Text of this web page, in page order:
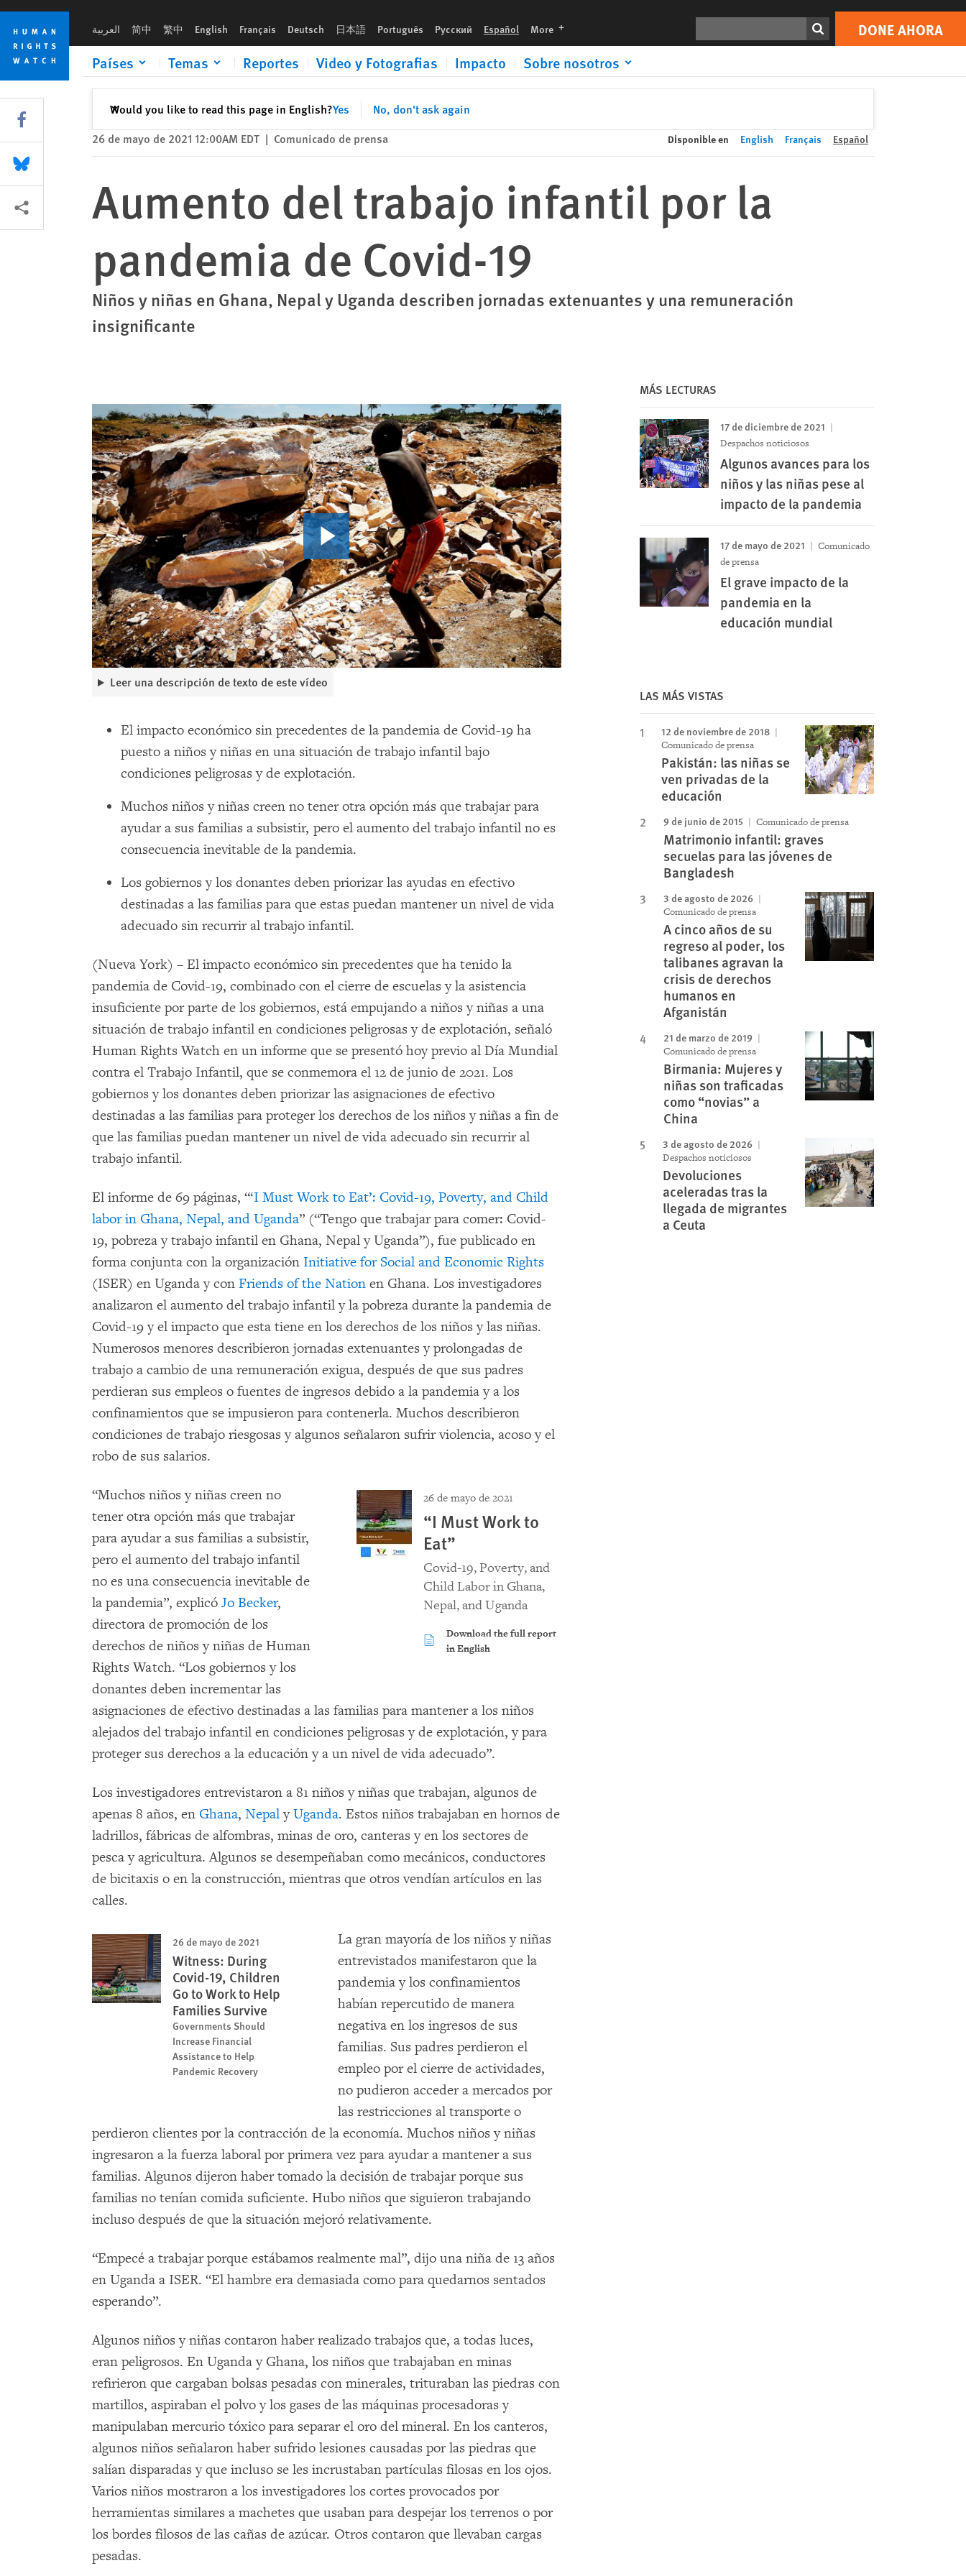
Skip
cookie
privacy
notice
Skip
main
content
العربية 简中 繁中 English Français Deutsch 日本語 Português Русский Español More languages DONE AHORA
Países Temas Reportes Video y Fotografias Impacto Sobre nosotros
Would you like to read this page in English?Yes No, don't ask again
✕Cerrar
Print DONE AHORA
26 de mayo de 2021 12:00AM EDT | Comunicado de prensa Disponible en English Français Español
Aumento del trabajo infantil por la
pandemia de Covid-19
Niños y niñas en Ghana, Nepal y Uganda describen jornadas extenuantes y una remuneración
insignificante
Leer una descripción de texto de este vídeo
El impacto económico sin precedentes de la pandemia de Covid-19 ha
puesto a niños y niñas en una situación de trabajo infantil bajo
condiciones peligrosas y de explotación.
Muchos niños y niñas creen no tener otra opción más que trabajar para
ayudar a sus familias a subsistir, pero el aumento del trabajo infantil no es
consecuencia inevitable de la pandemia.
Los gobiernos y los donantes deben priorizar las ayudas en efectivo
destinadas a las familias para que estas puedan mantener un nivel de vida
adecuado sin recurrir al trabajo infantil.
(Nueva York) – El impacto económico sin precedentes que ha tenido la
pandemia de Covid-19, combinado con el cierre de escuelas y la asistencia
insuficiente por parte de los gobiernos, está empujando a niños y niñas a una
situación de trabajo infantil en condiciones peligrosas y de explotación, señaló
Human Rights Watch en un informe que se presentó hoy previo al Día Mundial
contra el Trabajo Infantil, que se conmemora el 12 de junio de 2021. Los
gobiernos y los donantes deben priorizar las asignaciones de efectivo
destinadas a las familias para proteger los derechos de los niños y niñas a fin de
que las familias puedan mantener un nivel de vida adecuado sin recurrir al
trabajo infantil.
El informe de 69 páginas, “‘I Must Work to Eat’: Covid-19, Poverty, and Child
labor in Ghana, Nepal, and Uganda” (“Tengo que trabajar para comer: Covid-
19, pobreza y trabajo infantil en Ghana, Nepal y Uganda”), fue publicado en
forma conjunta con la organización Initiative for Social and Economic Rights
(ISER) en Uganda y con Friends of the Nation en Ghana. Los investigadores
analizaron el aumento del trabajo infantil y la pobreza durante la pandemia de
Covid-19 y el impacto que esta tiene en los derechos de los niños y las niñas.
Numerosos menores describieron jornadas extenuantes y prolongadas de
trabajo a cambio de una remuneración exigua, después de que sus padres
perdieran sus empleos o fuentes de ingresos debido a la pandemia y a los
confinamientos que se impusieron para contenerla. Muchos describieron
condiciones de trabajo riesgosas y algunos señalaron sufrir violencia, acoso y el
robo de sus salarios.
26 de mayo de 2021
“I Must Work to
Eat”
Covid-19, Poverty, and
Child Labor in Ghana,
Nepal, and Uganda
Download the full report
in English
“Muchos niños y niñas creen no
tener otra opción más que trabajar
para ayudar a sus familias a subsistir,
pero el aumento del trabajo infantil
no es una consecuencia inevitable de
la pandemia”, explicó Jo Becker,
directora de promoción de los
derechos de niños y niñas de Human
Rights Watch. “Los gobiernos y los
donantes deben incrementar las
asignaciones de efectivo destinadas a las familias para mantener a los niños
alejados del trabajo infantil en condiciones peligrosas y de explotación, y para
proteger sus derechos a la educación y a un nivel de vida adecuado”.
Los investigadores entrevistaron a 81 niños y niñas que trabajan, algunos de
apenas 8 años, en Ghana, NepalyUganda. Estos niños trabajaban en hornos de
ladrillos, fábricas de alfombras, minas de oro, canteras y en los sectores de
pesca y agricultura. Algunos se desempeñaban como mecánicos, conductores
de bicitaxis o en la construcción, mientras que otros vendían artículos en las
calles.
26 de mayo de 2021
Witness: During
Covid-19, Children
Go to Work to Help
Families Survive
Governments Should
Increase Financial
Assistance to Help
Pandemic Recovery
La gran mayoría de los niños y niñas
entrevistados manifestaron que la
pandemia y los confinamientos
habían repercutido de manera
negativa en los ingresos de sus
familias. Sus padres perdieron el
empleo por el cierre de actividades,
no pudieron acceder a mercados por
las restricciones al transporte o
perdieron clientes por la contracción de la economía. Muchos niños y niñas
ingresaron a la fuerza laboral por primera vez para ayudar a mantener a sus
familias. Algunos dijeron haber tomado la decisión de trabajar porque sus
familias no tenían comida suficiente. Hubo niños que siguieron trabajando
incluso después de que la situación mejoró relativamente.
“Empecé a trabajar porque estábamos realmente mal”, dijo una niña de 13 años
en Uganda a ISER. “El hambre era demasiada como para quedarnos sentados
esperando”.
Algunos niños y niñas contaron haber realizado trabajos que, a todas luces,
eran peligrosos. En Uganda y Ghana, los niños que trabajaban en minas
refirieron que cargaban bolsas pesadas con minerales, trituraban las piedras con
martillos, aspiraban el polvo y los gases de las máquinas procesadoras y
manipulaban mercurio tóxico para separar el oro del mineral. En los canteros,
algunos niños señalaron haber sufrido lesiones causadas por las piedras que
salían disparadas y que incluso se les incrustaban partículas filosas en los ojos.
Varios niños mostraron a los investigadores los cortes provocados por
herramientas similares a machetes que usaban para despejar los terrenos o por
los bordes filosos de las cañas de azúcar. Otros contaron que llevaban cargas
pesadas.
MÁS LECTURAS
17 de diciembre de 2021
Despachos noticiosos
Algunos avances para los
niños y las niñas pese al
impacto de la pandemia
17 de mayo de 2021
Comunicado
de prensa
El grave impacto de la
pandemia en la
educación mundial
LAS MÁS VISTAS
12 de noviembre de 2018
Comunicado de prensa
Pakistán: las niñas se
ven privadas de la
educación
9 de junio de 2015 Comunicado de prensa
Matrimonio infantil: graves
secuelas para las jóvenes de
Bangladesh
3 de agosto de 2026
Comunicado de prensa
A cinco años de su
regreso al poder, los
talibanes agravan la
crisis de derechos
humanos en
Afganistán
21 de marzo de 2019
Comunicado de prensa
Birmania: Mujeres y
niñas son traficadas
como “novias” a
China
3 de agosto de 2026
Despachos noticiosos
Devoluciones
aceleradas tras la
llegada de migrantes
a Ceuta
Share this via Facebook
Share this via Bluesky
Share this via Compartir